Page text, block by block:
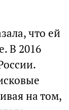
что ей
В 2016
на том,